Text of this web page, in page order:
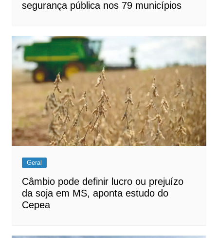
segurança pública nos 79 municípios
Geral
Câmbio pode definir lucro ou prejuízo
da soja em MS, aponta estudo do
Cepea